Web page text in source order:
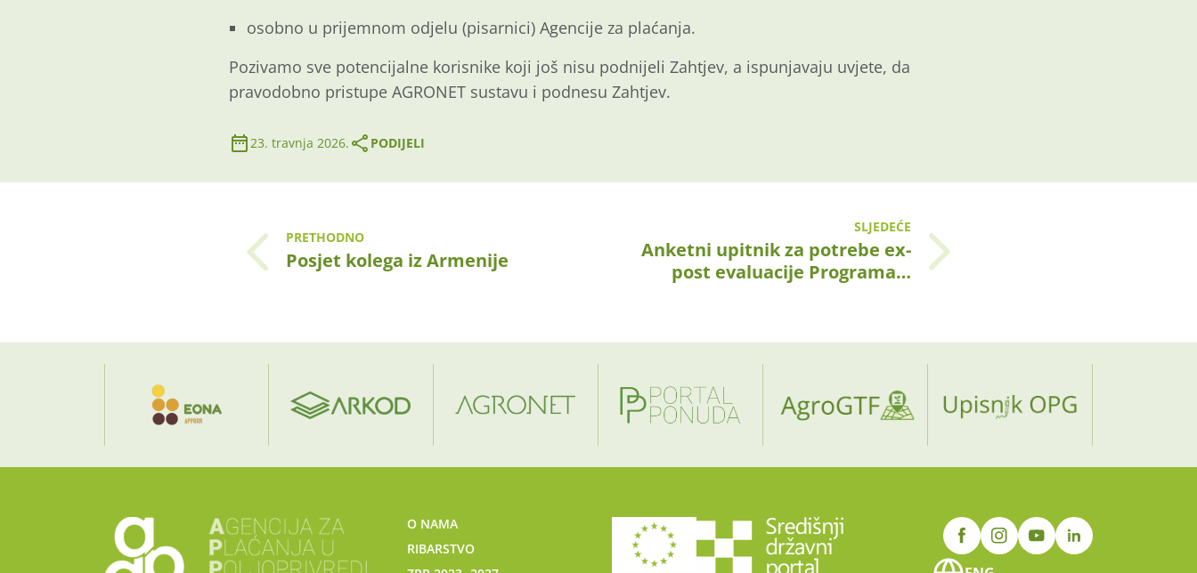
osobno u prijemnom odjelu (pisarnici) Agencije za plaćanja.
Pozivamo sve potencijalne korisnike koji još nisu podnijeli Zahtjev, a ispunjavaju uvjete, da
pravodobno pristupe AGRONET sustavu i podnesu Zahtjev.
23. travnja 2026. PODIJELI
PRETHODNO
Posjet kolega iz Armenije
SLJEDEĆE
Anketni upitnik za potrebe ex-
post evaluacije Programa…
O NAMA
RIBARSTVO